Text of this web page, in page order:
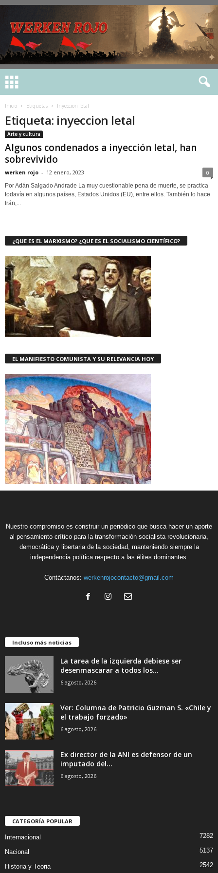
Inicio Etiquetas Inyeccion letal
Etiqueta: inyeccion letal
Arte y cultura
Algunos condenados a inyección letal, han
sobrevivido
werken rojo - 12 enero, 2023 0
Por Adán Salgado Andrade La muy cuestionable pena de muerte, se practica
todavía en algunos países, Estados Unidos (EU), entre ellos. También lo hace
Irán,...
¿QUE ES EL MARXISMO? ¿QUE ES EL SOCIALISMO CIENTÍFICO?
EL MANIFIESTO COMUNISTA Y SU RELEVANCIA HOY
Nuestro compromiso es construir un periódico que busca hacer un aporte
al pensamiento crítico para la transformación socialista revolucionaria,
democrática y libertaria de la sociedad, manteniendo siempre la
independencia política respecto a las élites dominantes.
Contáctanos: werkenrojocontacto@gmail.com
Incluso más noticias
La tarea de la izquierda debiese ser
desenmascarar a todos los...
6 agosto, 2026
Ver: Columna de Patricio Guzman S. «Chile y
el trabajo forzado»
6 agosto, 2026
Ex director de la ANI es defensor de un
imputado del...
6 agosto, 2026
CATEGORÍA POPULAR
Internacional 7282
Nacional 5137
Historia y Teoria 2542